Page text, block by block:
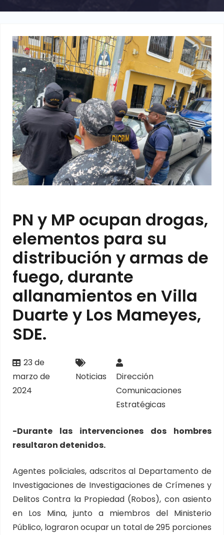
PN y MP ocupan drogas,
elementos para su
distribución y armas de
fuego, durante
allanamientos en Villa
Duarte y Los Mameyes,
SDE.
23 de
marzo de
2024
Noticias
Dirección
Comunicaciones
Estratégicas
-Durante las intervenciones dos hombres
resultaron detenidos.
Agentes policiales, adscritos al Departamento de
Investigaciones de Investigaciones de Crímenes y
Delitos Contra la Propiedad (Robos), con asiento
en Los Mina, junto a miembros del Ministerio
Público, lograron ocupar un total de 295 porciones